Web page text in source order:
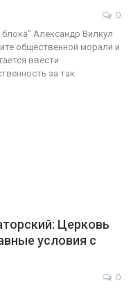
0
Александр Вилкул
общественной морали и
ввести
за так
Церковь
условия с
0